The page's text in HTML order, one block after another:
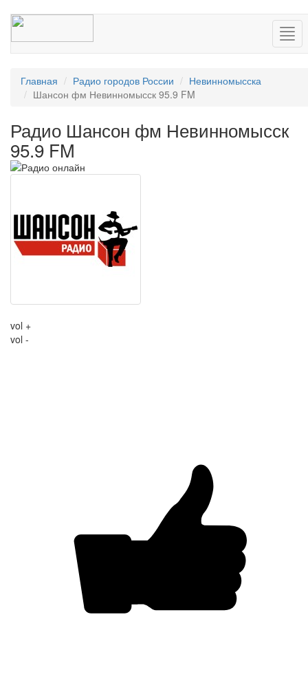
Главная Радио городов России
Невинномысска
Шансон фм Невинномысск 95.9 FM
Радио Шансон фм Невинномысск
95.9 FM
vol +
vol -